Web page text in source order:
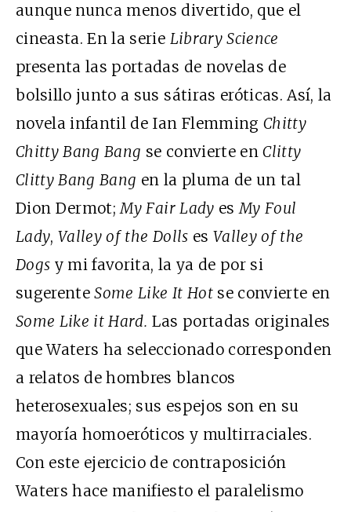
aunque nunca menos divertido, que el
cineasta. En la serie Library Science
presenta las portadas de novelas de
bolsillo junto a sus sátiras eróticas. Así, la
novela infantil de Ian Flemming Chitty
Chitty Bang Bang se convierte enClitty
Clitty Bang Bang en la pluma de un tal
Dion Dermot;My Fair Lady esMy Foul
Lady,Valley of the Dolls es Valley of the
Dogs y mi favorita, la ya de por si
sugerenteSome Like It Hotse convierte en
Some Like it Hard. Las portadas originales
que Waters ha seleccionado corresponden
a relatos de hombres blancos
heterosexuales; sus espejos son en su
mayoría homoeróticos y multirraciales.
Con este ejercicio de contraposición
Waters hace manifiesto el paralelismo